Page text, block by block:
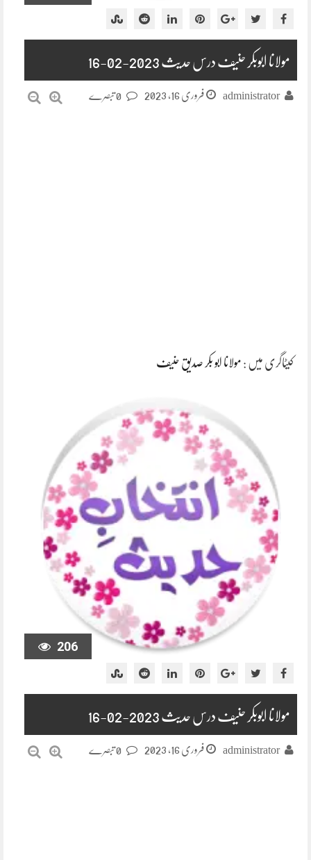
مولانا ابوبکر حنیف درس حدیث 2023-02-16
administrator فروری 16, 2023
کیٹاگری میں : مولانا ابو بکر صدیق حنیف
206
مولانا ابوبکر حنیف درس حدیث 2023-02-16
administrator فروری 16, 2023